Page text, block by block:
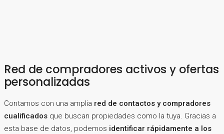
Red de compradores activos y ofertas
personalizadas
Contamos con una amplia red de contactos y compradores
cualificados que buscan propiedades como la tuya. Gracias a
esta base de datos, podemos identificar rápidamente a los